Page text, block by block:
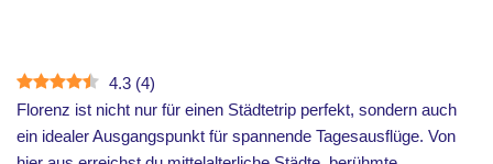
4.3 (4)
Florenz ist nicht nur für einen Städtetrip perfekt, sondern auch
ein idealer Ausgangspunkt für spannende Tagesausflüge. Von